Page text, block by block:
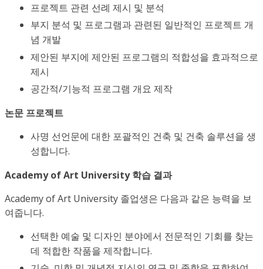
프로젝트 관련 선례 제시 및 분석
부지 분석 및 프로그램과 관련된 일반적인 프로젝트 개
념 개발
제안된 부지에 제안된 프로그램의 적합성을 효과적으로
제시
공간적/기능적 프로그램 개요 제작
논문 프로젝트
사명 선언문에 대한 포괄적인 건축 및 건축 솔루션을 생
성합니다.
Academy of Art University 학습 결과
Academy of Art University 졸업생은 다음과 같은 능력을 보
여줍니다.
선택한 예술 및 디자인 분야에서 전문적인 기회를 찾는
데 적합한 작품을 제작합니다.